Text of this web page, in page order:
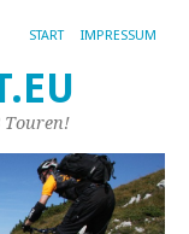
START IMPRESSUM
Touren!